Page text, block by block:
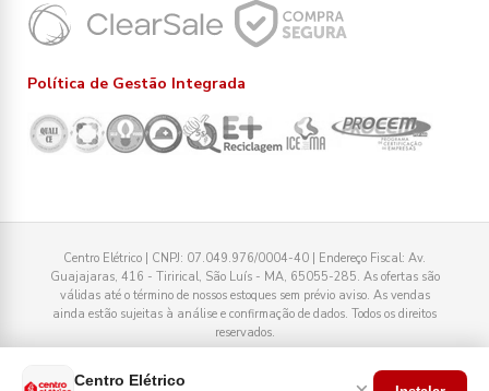
Política de Gestão Integrada
Centro Elétrico | CNPJ: 07.049.976/0004-40 | Endereço Fiscal: Av.
Guajajaras, 416 - Tirirical, São Luís - MA, 65055-285. As ofertas são
válidas até o término de nossos estoques sem prévio aviso. As vendas
ainda estão sujeitas à análise e confirmação de dados. Todos os direitos
reservados.
Centro Elétrico